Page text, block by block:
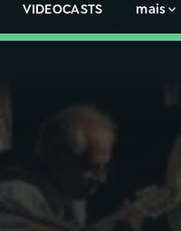
VIDEOCASTS mais